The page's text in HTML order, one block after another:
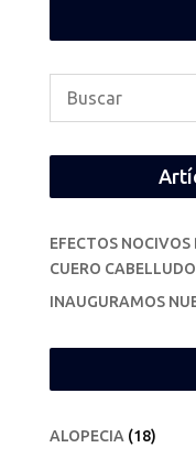
EFECTOS NOCIVOS
CUERO CABELLUDO
INAUGURAMOS
ALOPECIA (18)